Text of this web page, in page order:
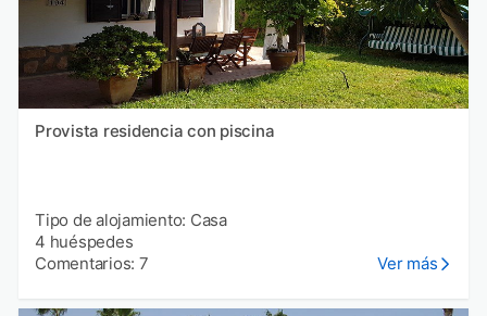
Provista residencia con piscina
Tipo de alojamiento: Casa
4 huéspedes
Comentarios: 7
Ver más